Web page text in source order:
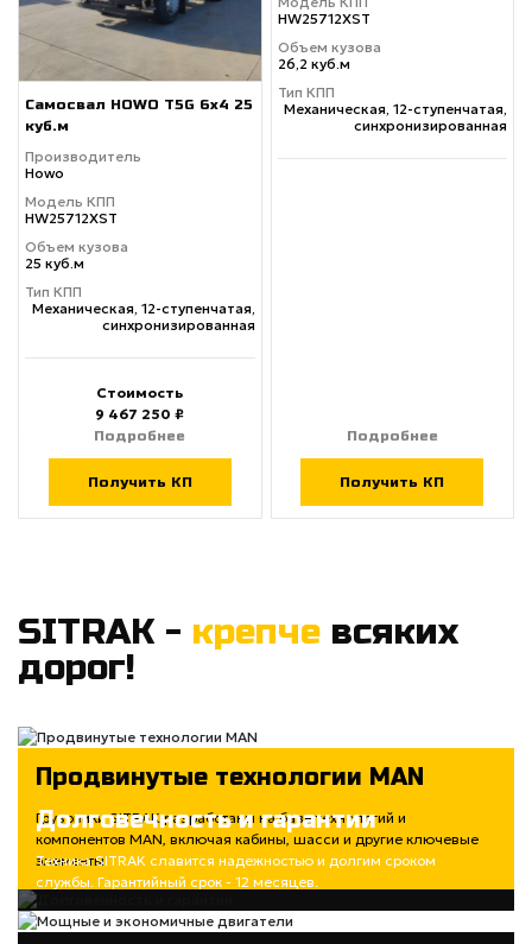
Самосвал HOWO T5G 6x4 25
куб.м
Производитель
Howo
Модель КПП
HW25712XST
Объем кузова
25 куб.м
Тип КПП
Механическая, 12-ступенчатая,
синхронизированная
Стоимость
9 467 250 ₽
Подробнее
Получить КП
HW25712XST
Объем кузова
26,2 куб.м
Тип КПП
Механическая, 12-ступенчатая,
синхронизированная
Подробнее
Получить КП
SITRAK - крепче всяких
дорог!
Продвинутые технологии MAN
Грузовики SITRAK разработаны на базе технологий и
компонентов MAN, включая кабины, шасси и другие ключевые
элементы
Долговечность и гарантии
Техника SITRAK славится надежностью и долгим сроком
службы. Гарантийный срок - 12 месяцев.